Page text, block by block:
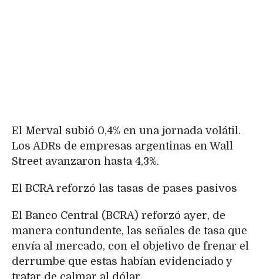
El Merval subió 0,4% en una jornada volátil.
Los ADRs de empresas argentinas en Wall
Street avanzaron hasta 4,3%.
El BCRA reforzó las tasas de pases pasivos
El Banco Central (BCRA) reforzó ayer, de
manera contundente, las señales de tasa que
envía al mercado, con el objetivo de frenar el
derrumbe que estas habían evidenciado y